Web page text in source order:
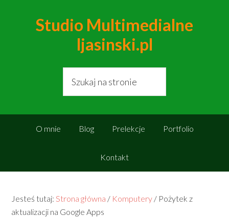
Studio Multimedialne
ljasinski.pl
O mnie Blog Prelekcje Portfolio
Kontakt
Jesteś tutaj:Strona główna / Komputery / Pożytek z
aktualizacji na Google Apps